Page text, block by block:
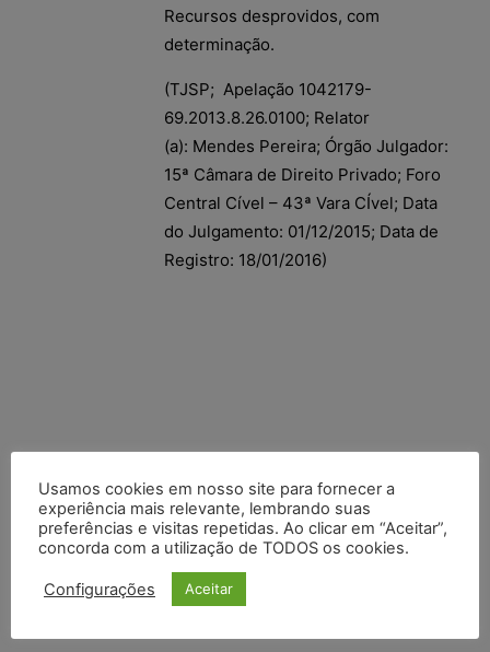
Recursos desprovidos, com
determinação.
(TJSP; Apelação 1042179-
69.2013.8.26.0100; Relator
(a): Mendes Pereira; Órgão Julgador:
15ª Câmara de Direito Privado; Foro
Central Cível – 43ª Vara CÍvel; Data
do Julgamento: 01/12/2015; Data de
Registro: 18/01/2016)
Usamos cookies em nosso site para fornecer a
experiência mais relevante, lembrando suas
preferências e visitas repetidas. Ao clicar em “Aceitar”,
concorda com a utilização de TODOS os cookies.
Configurações Aceitar